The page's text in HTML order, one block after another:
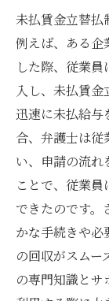
未払賃金立替払
例えば、ある企
した際、従業
入し、未払賃
迅速に未払給与
合、弁護士は
い、申請の流れ
ことで、従業
できたのです。
かな手続きや
の回収がスムー
の専門知識と